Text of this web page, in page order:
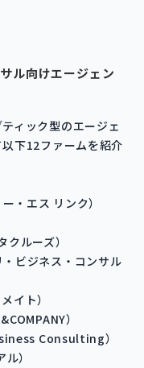
ル向けエージェン
ィック型のエージェ
下12ファームを紹介
エス リンク）
ルーズ）
ビジネス・コンサル
ト）
）
Consulting）
）